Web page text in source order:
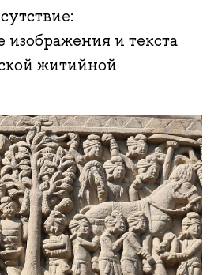
изображения и текста
житийной